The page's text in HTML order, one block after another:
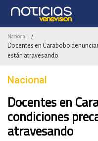
Nacional /
Docentes en Carabobo
están atravesando
Nacional
Docentes en
condiciones
atravesando